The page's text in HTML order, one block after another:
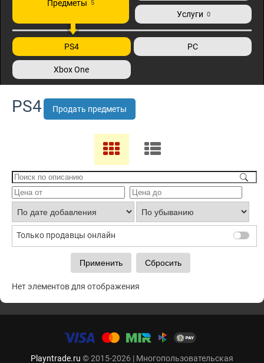
Предметы 5
Услуги 0
PS4 PC
Xbox One
PS4 Продать предметы
Только продавцы онлайн
Нет элементов для отображения
Playntrade.ru © 2015-2026 | Многопользовательская